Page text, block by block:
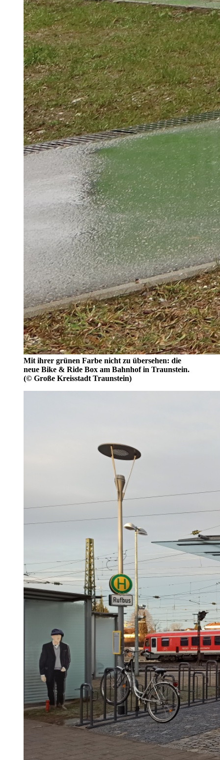
Mit ihrer grünen Farbe nicht zu übersehen: die
neue Bike & Ride Box am Bahnhof in Traunstein.
(© Große Kreisstadt Traunstein)